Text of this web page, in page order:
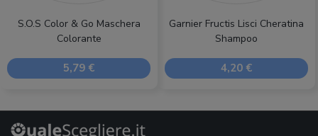
S.O.S Color & Go Maschera
Colorante
5,79 €
Garnier Fructis Lisci Cheratina
Shampoo
4,20 €